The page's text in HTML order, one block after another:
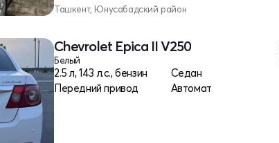
Ташкент, Юнусабадский район
Chevrolet Epica II V250
Белый
2.5 л, 143 л.с., бензин
Седан
Передний привод
Автомат